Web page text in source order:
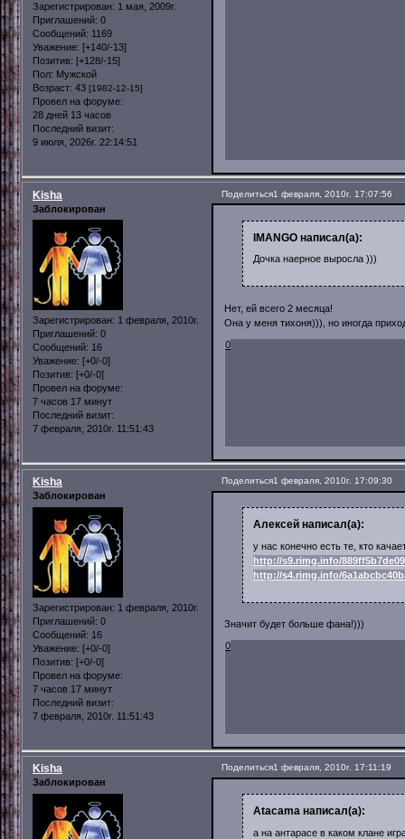
Зарегистрирован: 1 мая, 2009г.
Приглашений: 0
Сообщений: 1169
Уважение: [+140/-13]
Позитив: [+128/-15]
Пол: Мужской
Возраст: 43 [1982-12-15]
Провел на форуме:
28 дней 13 часов
Последний визит:
9 июля, 2026г. 22:14:51
Поделиться1 февраля, 2010г. 17:07:56
Kisha
Заблокирован
Зарегистрирован: 1 февраля, 2010г.
Приглашений: 0
Сообщений: 16
Уважение: [+0/-0]
Позитив: [+0/-0]
Провел на форуме:
7 часов 17 минут
Последний визит:
7 февраля, 2010г. 11:51:43
IMANGO написал(а):
Дочка наерное выросла )))
Нет, ей всего 2 месяца!
Она у меня тихоня))), но иногда
0
Поделиться1 февраля, 2010г. 17:09:30
Kisha
Заблокирован
Зарегистрирован: 1 февраля, 2010г.
Приглашений: 0
Сообщений: 16
Уважение: [+0/-0]
Позитив: [+0/-0]
Провел на форуме:
7 часов 17 минут
Последний визит:
7 февраля, 2010г. 11:51:43
Алексей написал(а):
у нас конечно есть те, кто
http://s9.rimg.info/
http://s4.rimg.info/
Значит будет больше фана!)))
0
Поделиться1 февраля, 2010г. 17:11:19
Kisha
Заблокирован
Atacama написал(а):
а на антарасе в каком клане